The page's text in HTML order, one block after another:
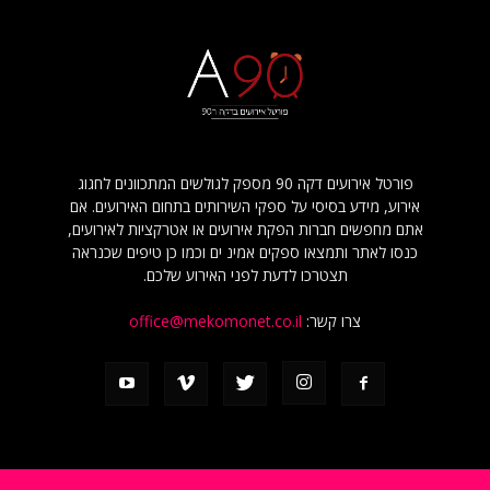
פורטל אירועים דקה 90 מספק לגולשים המתכוונים לחגוג
אירוע, מידע בסיסי על ספקי השירותים בתחום האירועים. אם
אתם מחפשים חברות הפקת אירועים או אטרקציות לאירועים,
כנסו לאתר ותמצאו ספקים אמינ ים וכמו כן טיפים שכנראה
תצטרכו לדעת לפני האירוע שלכם.
צרו קשר: office@mekomonet.co.il